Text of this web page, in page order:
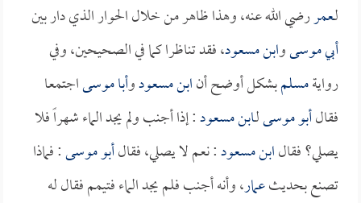
لـعمررضي الله عنه، وهذا ظاهر من خلال الحوار الذي دار بين
أبي موسىوابن مسعود، فقد تناظرا كما في الصحيحين، وفي
روايةمسلمبشكل أوضح أنابن مسعودوأبا موسىاجتمعا
فقالأبو موسىلـابن مسعود: إذا أجنب ولم يجد الماء شهراً فلا
يصلي؟ فقالابن مسعود: نعم لا يصلي، فقالأبو موسى: فماذا
تصنع بحديثعمار، وأنه أجنب فلم يجد الماء فتيمم فقال له